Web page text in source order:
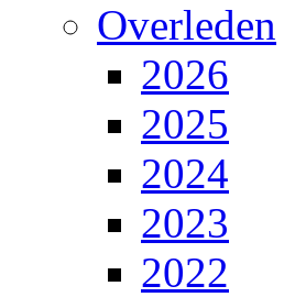
Overleden
2026
2025
2024
2023
2022